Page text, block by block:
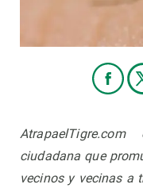
ciudadana que
vecinos y vecinas a